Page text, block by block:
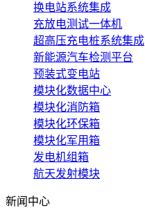
换电站系统集成
充放电测试一体机
超高压充电桩系统集成
新能源汽车检测平台
预装式变电站
模块化数据中心
模块化消防箱
模块化环保箱
模块化军用箱
发电机组箱
航天发射模块
新闻中心